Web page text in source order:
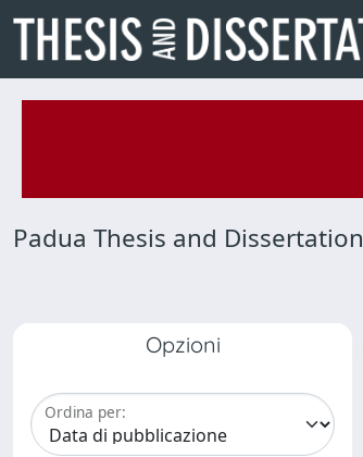
Padua Thesis and
Opzioni
Ordina per: